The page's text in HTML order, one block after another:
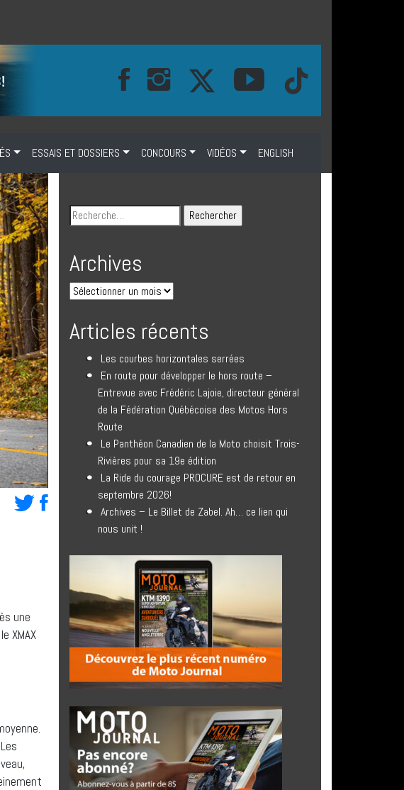
ESSAIS ET DOSSIERS CONCOURS VIDÉOS ENGLISH
une
XMAX
Archives
Articles récents
Les courbes horizontales serrées
En route pour développer le hors route –
Entrevue avec Frédéric Lajoie, directeur général
de la Fédération Québécoise des Motos Hors
Route
Le Panthéon Canadien de la Moto choisit Trois-
Rivières pour sa 19e édition
La Ride du courage PROCURE est de retour en
septembre 2026!
Archives – Le Billet de Zabel. Ah… ce lien qui
nous unit !